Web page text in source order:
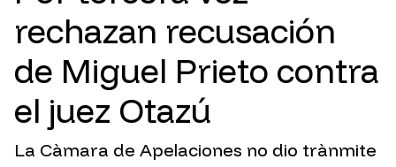
rechazan recusación
de Miguel Prieto contra
el juez Otazú
La Càmara de Apelaciones no dio trànmite